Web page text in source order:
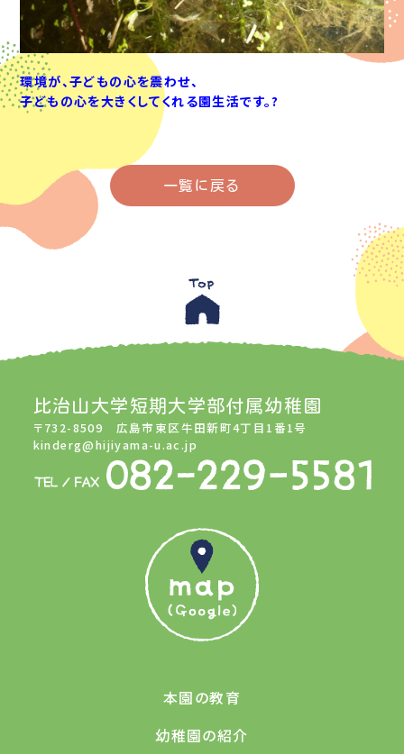
環境が、子どもの心を震わせ、
子どもの心を大きくしてくれる園生活です。?
一覧に戻る
比治山大学短期大学部付属幼稚園
〒732-8509 広島市東区牛田新町4丁目1番1号
kinderg@hijiyama-u.ac.jp
本園の教育
幼稚園の紹介